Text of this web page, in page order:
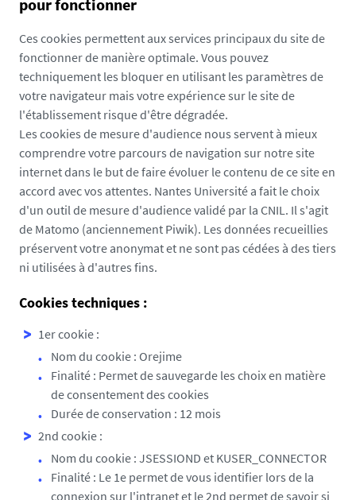
pour fonctionner
Ces cookies permettent aux services principaux du site de
fonctionner de manière optimale. Vous pouvez
techniquement les bloquer en utilisant les paramètres de
votre navigateur mais votre expérience sur le site de
l'établissement risque d'être dégradée.
Les cookies de mesure d'audience nous servent à mieux
comprendre votre parcours de navigation sur notre site
internet dans le but de faire évoluer le contenu de ce site en
accord avec vos attentes. Nantes Université a fait le choix
d'un outil de mesure d'audience validé par la CNIL. Il s'agit
de Matomo (anciennement Piwik). Les données recueillies
préservent votre anonymat et ne sont pas cédées à des tiers
ni utilisées à d'autres fins.
Cookies techniques :
1er cookie :
Nom du cookie : Orejime
Finalité : Permet de sauvegarde les choix en matière
de consentement des cookies
Durée de conservation : 12 mois
2nd cookie :
Nom du cookie : JSESSIOND et KUSER_CONNECTOR
Finalité : Le 1e permet de vous identifier lors de la
connexion sur l'intranet et le 2nd permet de savoir si